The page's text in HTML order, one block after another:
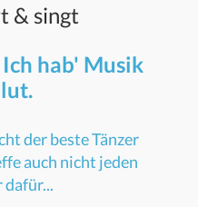
& singt
Ich hab' Musik
der beste Tänzer
auch nicht jeden
dafür...